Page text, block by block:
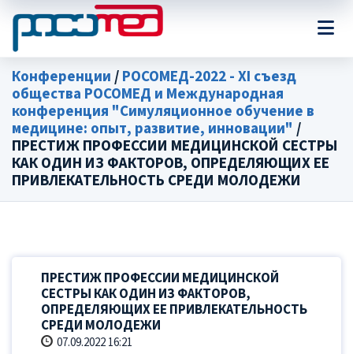
Конференции/РОСОМЕД-2022 - XI съезд
общества РОСОМЕД и Международная
конференция "Симуляционное обучение в
медицине: опыт, развитие, инновации" /
ПРЕСТИЖ ПРОФЕССИИ МЕДИЦИНСКОЙ СЕСТРЫ
КАК ОДИН ИЗ ФАКТОРОВ, ОПРЕДЕЛЯЮЩИХ ЕЕ
ПРИВЛЕКАТЕЛЬНОСТЬ СРЕДИ МОЛОДЕЖИ
ПРЕСТИЖ ПРОФЕССИИ МЕДИЦИНСКОЙ
СЕСТРЫ КАК ОДИН ИЗ ФАКТОРОВ,
ОПРЕДЕЛЯЮЩИХ ЕЕ ПРИВЛЕКАТЕЛЬНОСТЬ
СРЕДИ МОЛОДЕЖИ
07.09.2022 16:21